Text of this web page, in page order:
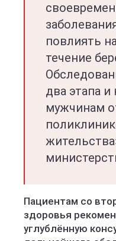
повлиять
течение
два этапа и
мужчинам
Пациентам со
здоровья
углублённую